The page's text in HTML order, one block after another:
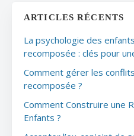
ARTICLES RÉCENTS
La psychologie des
recomposée : clés pour
Comment gérer les
recomposée ?
Comment Construire une
Enfants ?